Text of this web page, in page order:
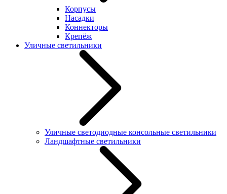
Корпусы
Насадки
Коннекторы
Крепёж
Уличные светильники
Уличные светодиодные консольные светильники
Ландшафтные светильники